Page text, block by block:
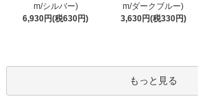
m/シルバー)
6,930円(税630円)
m/ダークブルー)
3,630円(税330円)
もっと見る